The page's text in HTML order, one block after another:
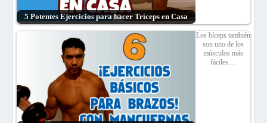
5 Potentes Ejercicios para hacer Tríceps en Casa
Los bíceps también
son uno de los
músculos más
fáciles…